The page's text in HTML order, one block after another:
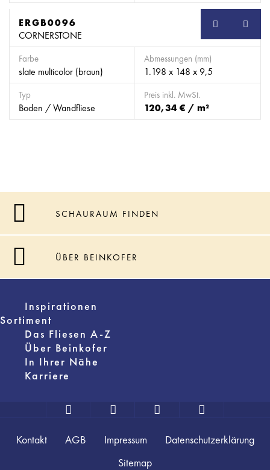
SB
ERGB0096
CORNERSTONE
Farbe
slate multicolor (braun)
Abmessungen (mm)
1.198 x 148 x 9,5
Typ
Boden / Wandfliese
Preis inkl. MwSt.
120,34 € / m²
SCHAURAUM FINDEN
ÜBER BEINKOFER
Inspirationen
Sortiment
Das Fliesen A-Z
Über Beinkofer
In Ihrer Nähe
Karriere
Kontakt AGB Impressum
Datenschutzerklärung
Sitemap